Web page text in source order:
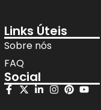
Links Úteis
Sobre nós
FAQ
Social